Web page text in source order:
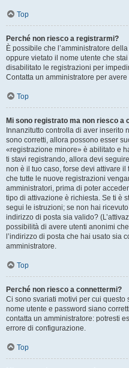
Top
Perché non riesco a registrarmi?
È possibile che l’amministratore
oppure vietato il nome utente che
disabilitato le registrazioni per
Contatta un amministratore per
Top
Mi sono registrato ma non riesco a
Innanzitutto controlla di aver inserito
sono corretti, allora possono esser
«registrazione minore» è abilitato e
ti stavi registrando, allora devi
non è il tuo caso, forse devi attivare
che tutte le nuove registrazioni
amministratori, prima di poter
tipo di attivazione è richiesta. Se ti è
segui le istruzioni; se non hai
indirizzo di posta sia valido?
possibilità di avere utenti anonimi
l’indirizzo di posta che hai usato sia
amministratore.
Top
Perché non riesco a connettermi?
Ci sono svariati motivi per cui questo
nome utente e password siano
contatta un amministratore: potresti
errore di configurazione.
Top